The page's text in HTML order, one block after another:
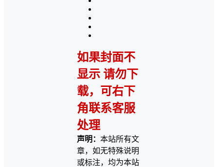
如果封面不
显示 请勿下
载，可右下
角联系客服
处理
声明： 本站所有文
章，如无特殊说明
或标注，均为本站